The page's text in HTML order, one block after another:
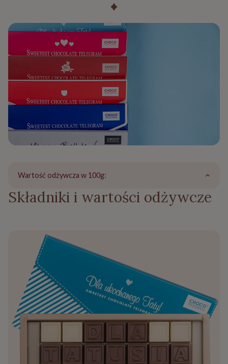
Wartość odżywcza w 100g:
Składniki i wartości odżywcze